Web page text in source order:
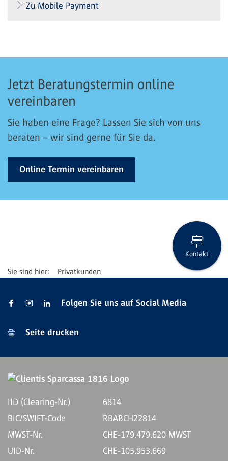
Zu Mobile Payment
Jetzt Beratungstermin online
vereinbaren
Sie haben eine Frage? Lassen Sie sich von uns
beraten – wir sind gerne für Sie da.
Online Termin vereinbaren
Privatkunden
Kontakt
Folgen Sie uns auf Social Media
Seite drucken
IID (Clearing-Nr.)
6814
BIC/SWIFT-Code
RBABCH22814
MWST-Nr.
CHE-179.479.620 MWST
UID-Nr.
CHE-105.953.669